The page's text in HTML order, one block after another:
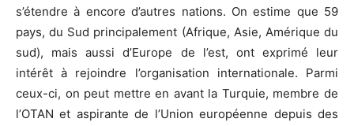
s’étendre à encore d’autres nations. On estime que 59
pays, du Sud principalement (Afrique, Asie, Amérique du
sud), mais aussi d’Europe de l’est, ont exprimé leur
intérêt à rejoindre l’organisation internationale. Parmi
ceux-ci, on peut mettre en avant la Turquie, membre de
l’OTAN et aspirante de l’Union européenne depuis des